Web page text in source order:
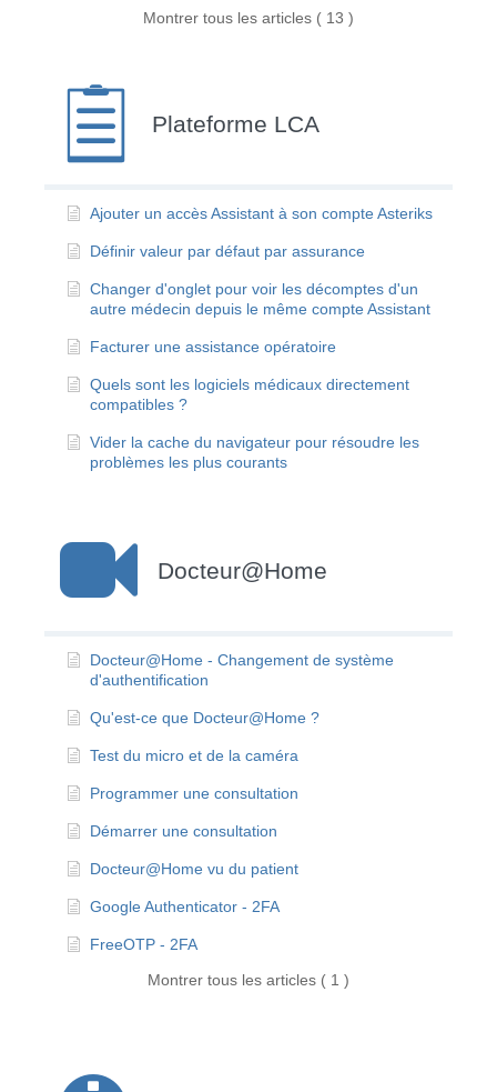
Montrer tous les articles ( 13 )
Plateforme LCA
Ajouter un accès Assistant à son compte Asteriks
Définir valeur par défaut par assurance
Changer d'onglet pour voir les décomptes d'un
autre médecin depuis le même compte Assistant
Facturer une assistance opératoire
Quels sont les logiciels médicaux directement
compatibles ?
Vider la cache du navigateur pour résoudre les
problèmes les plus courants
Docteur@Home
Docteur@Home - Changement de système
d'authentification
Qu'est-ce que Docteur@Home ?
Test du micro et de la caméra
Programmer une consultation
Démarrer une consultation
Docteur@Home vu du patient
Google Authenticator - 2FA
FreeOTP - 2FA
Montrer tous les articles ( 1 )